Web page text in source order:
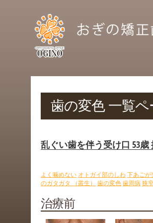
歯の変色一覧ペ
乱ぐい歯を伴う受け口 53歳
よく噛めない オトガイ部のしわ 下あごが
のガタガタ （叢生）
歯の変色 歯周病 狭
治療前